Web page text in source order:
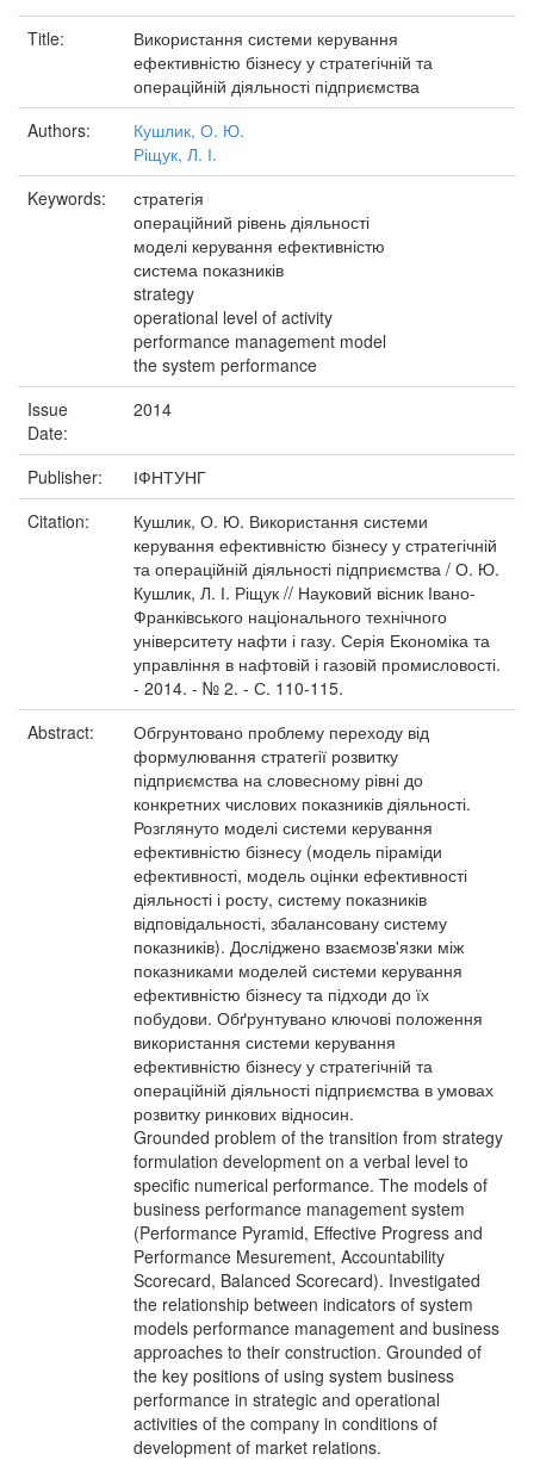
Title:
Використання системи керування
ефективністю бізнесу у стратегічній та
операційній діяльності підприємства
Authors:
Кушлик, О. Ю.
Ріщук, Л. І.
Keywords:
стратегія
операційний рівень діяльності
моделі керування ефективністю
система показників
strategy
operational level of activity
performance management model
the system performance
Issue
Date:
2014
Publisher:
ІФНТУНГ
Citation:
Кушлик, О. Ю. Використання системи
керування ефективністю бізнесу у стратегічній
та операційній діяльності підприємства / О. Ю.
Кушлик, Л. І. Ріщук // Науковий вісник Івано-
Франківського національного технічного
університету нафти і газу. Серія Економіка та
управління в нафтовій і газовій промисловості.
- 2014. - № 2. - С. 110-115.
Abstract:
Обгрунтовано проблему переходу від
формулювання стратегії розвитку
підприємства на словесному рівні до
конкретних числових показників діяльності.
Розглянуто моделі системи керування
ефективністю бізнесу (модель піраміди
ефективності, модель оцінки ефективності
діяльності і росту, систему показників
відповідальності, збалансовану систему
показників). Досліджено взаємозв'язки між
показниками моделей системи керування
ефективністю бізнесу та підходи до їх
побудови. Обґрунтувано ключові положення
використання системи керування
ефективністю бізнесу у стратегічній та
операційній діяльності підприємства в умовах
розвитку ринкових відносин.
Grounded problem of the transition from strategy
formulation development on a verbal level to
specific numerical performance. The models of
business performance management system
(Performance Pyramid, Effective Progress and
Performance Mesurement, Accountability
Scorecard, Balanced Scorecard). Investigated
the relationship between indicators of system
models performance management and business
approaches to their construction. Grounded of
the key positions of using system business
performance in strategic and operational
activities of the company in conditions of
development of market relations.